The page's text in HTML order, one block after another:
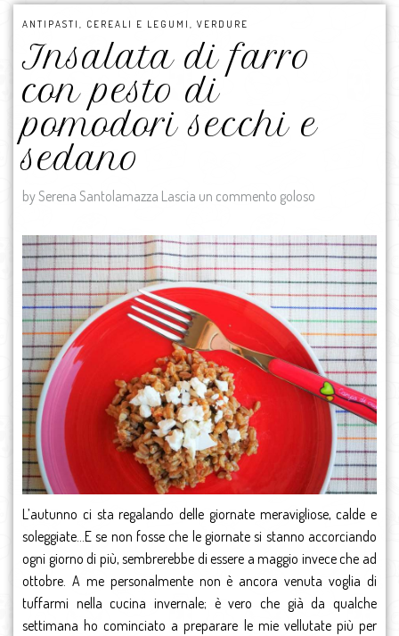
ANTIPASTI CEREALI E LEGUMI VERDURE
Insalata di farro
con pesto di
pomodori secchi e
sedano
by Serena Santolamazza Lascia un commento goloso
L’autunno ci sta regalando delle giornate meravigliose, calde e
soleggiate…E se non fosse che le giornate si stanno accorciando
ogni giorno di più, sembrerebbe di essere a maggio invece che ad
ottobre. A me personalmente non è ancora venuta voglia di
tuffarmi nella cucina invernale; è vero che già da qualche
settimana ho cominciato a preparare le mie vellutate più per